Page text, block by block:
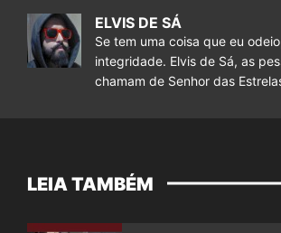
ELVIS DE SÁ
Se tem uma coisa que eu
integridade. Elvis de Sá, as
chamam de Senhor das
LEIA TAMBÉM